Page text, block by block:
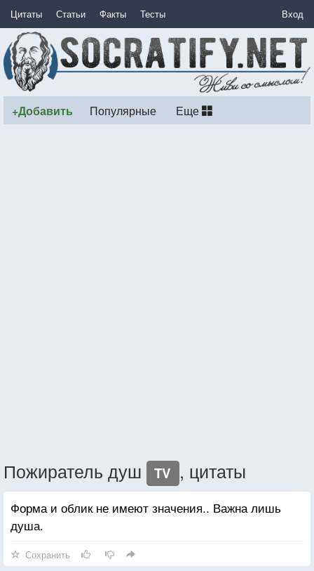
Цитаты Статьи Факты Тесты Вход
+Добавить Популярные Еще
Пожиратель душ TV , цитаты
Форма и облик не имеют значения.. Важна лишь
душа.
Сохранить